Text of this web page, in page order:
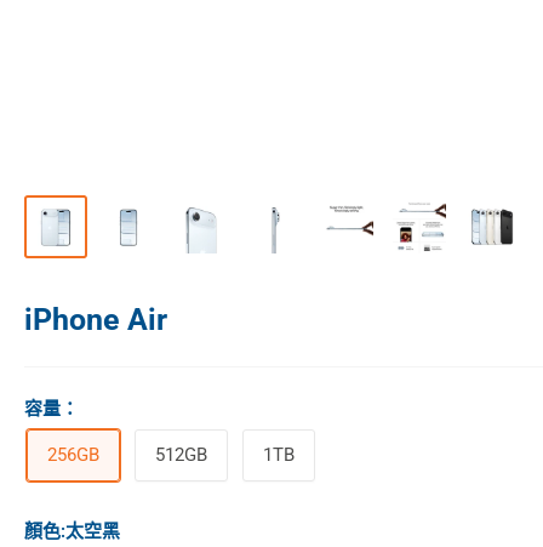
iPhone Air
容量 ：
256GB 512GB 1TB
顏色:太空黑